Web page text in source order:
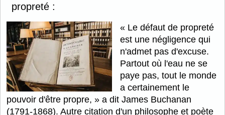
propreté :
Le défaut de propreté
est une négligence qui
n'admet pas d'excuse.
Partout où l'eau ne se
paye pas, tout le monde
a certainement le
pouvoir d'être propre,
a dit James Buchanan
(1791-1868). Autre citation d'un philosophe et poète